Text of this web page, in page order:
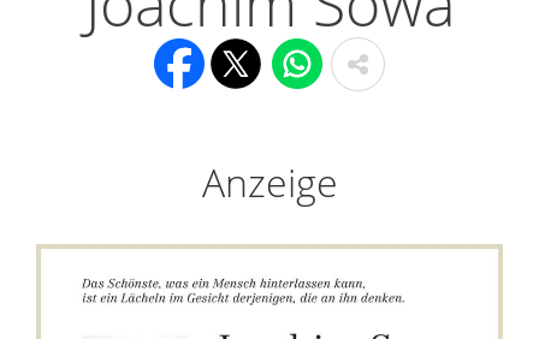
Anzeige